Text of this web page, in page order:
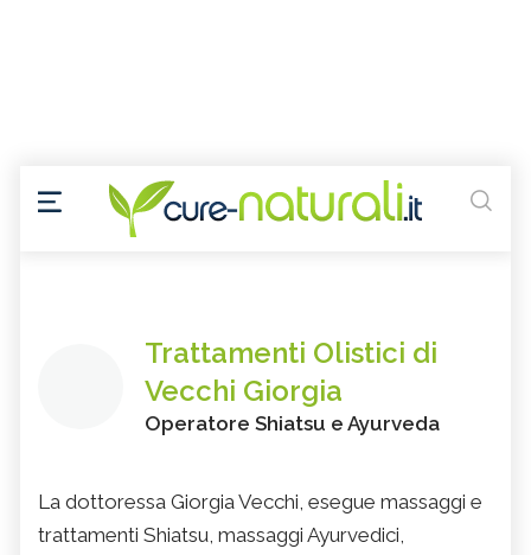
Trattamenti Olistici di
Vecchi Giorgia
Operatore Shiatsu e Ayurveda
La dottoressa Giorgia Vecchi, esegue massaggi e
trattamenti Shiatsu, massaggi Ayurvedici,